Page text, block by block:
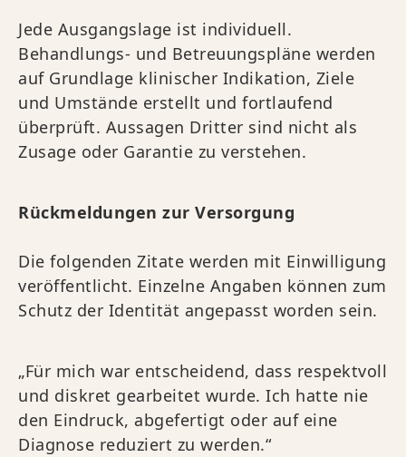
Jede Ausgangslage ist individuell.
Behandlungs- und Betreuungspläne werden
auf Grundlage klinischer Indikation, Ziele
und Umstände erstellt und fortlaufend
überprüft. Aussagen Dritter sind nicht als
Zusage oder Garantie zu verstehen.
Rückmeldungen zur Versorgung
Die folgenden Zitate werden mit Einwilligung
veröffentlicht. Einzelne Angaben können zum
Schutz der Identität angepasst worden sein.
„Für mich war entscheidend, dass respektvoll
und diskret gearbeitet wurde. Ich hatte nie
den Eindruck, abgefertigt oder auf eine
Diagnose reduziert zu werden.“